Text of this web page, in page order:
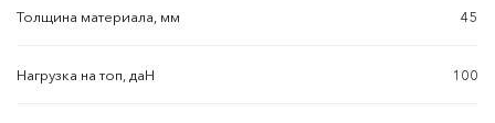
Толщина материала, мм 45
Нагрузка на топ, даН 100